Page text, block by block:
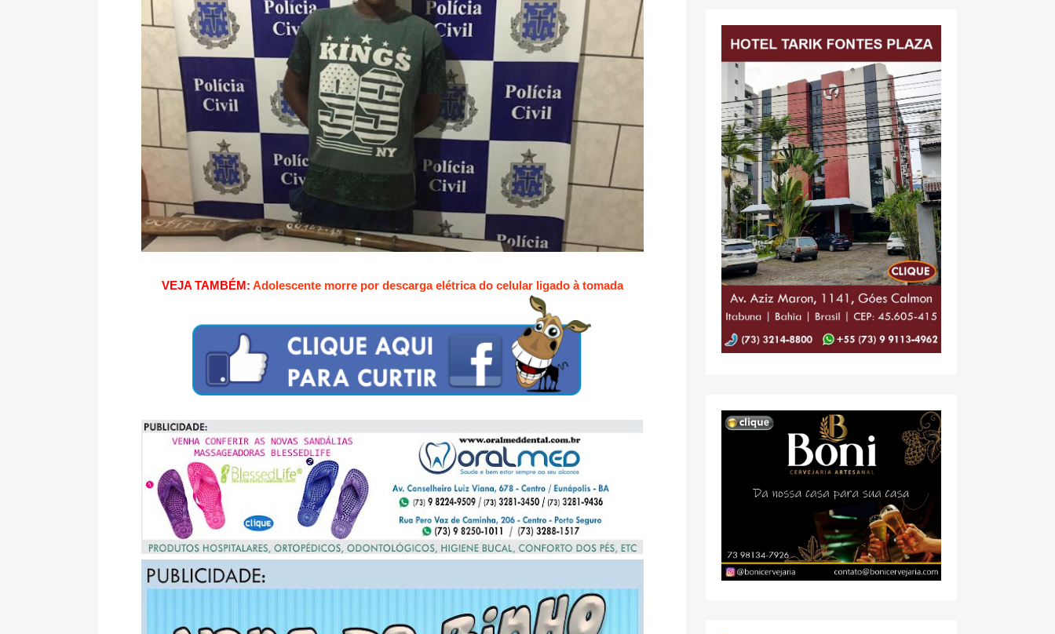
VEJA TAMBÉM: Adolescente morre por descarga elétrica do celular ligado à tomada